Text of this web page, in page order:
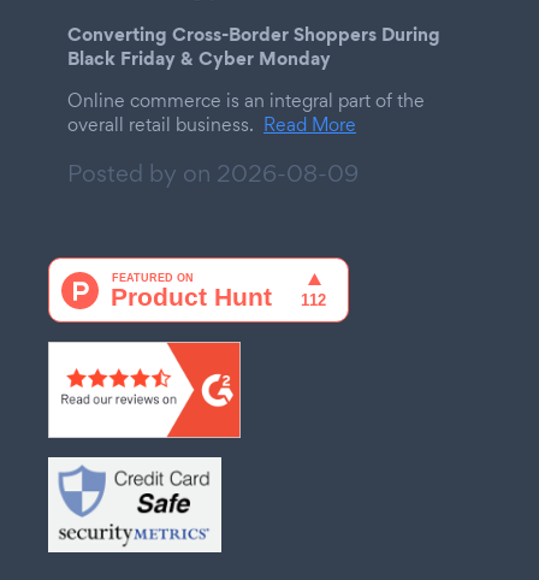
Converting Cross-Border Shoppers During
Black Friday & Cyber Monday
Online commerce is an integral part of the
overall retail business. Read More
Posted by on 2026-08-09